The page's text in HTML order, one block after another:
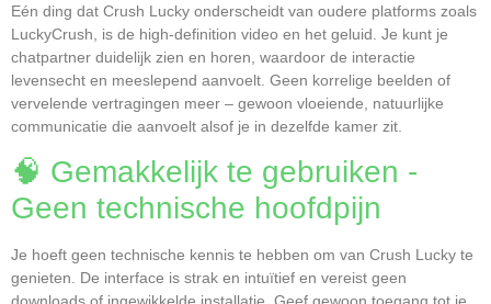
Eén ding dat Crush Lucky onderscheidt van oudere platforms zoals
LuckyCrush, is de high-definition video en het geluid. Je kunt je
chatpartner duidelijk zien en horen, waardoor de interactie
levensecht en meeslepend aanvoelt. Geen korrelige beelden of
vervelende vertragingen meer – gewoon vloeiende, natuurlijke
communicatie die aanvoelt alsof je in dezelfde kamer zit.
🧠 Gemakkelijk te gebruiken -
Geen technische hoofdpijn
Je hoeft geen technische kennis te hebben om van Crush Lucky te
genieten. De interface is strak en intuïtief en vereist geen